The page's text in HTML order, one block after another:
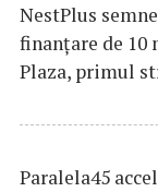
NestPlus
finanțare de 10
Plaza, primul
Paralela45